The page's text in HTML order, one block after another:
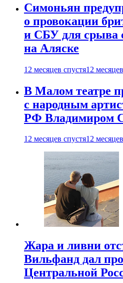
Симоньян
о провокации
и СБУ для срыва
на Аляске
12 месяцев спустя12
В Малом театре
с народным
РФ Владимиром
12 месяцев спустя12
Жара и ливни
Вильфанд дал
Центральной